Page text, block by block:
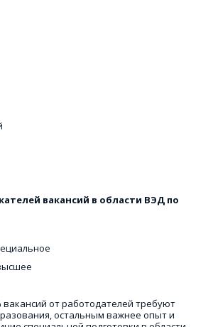
вакансий в области ВЭД по
вакансий от работодателей требуют
остальным важнее опыт и